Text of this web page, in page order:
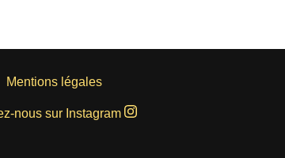
Mentions légales
nous sur Instagram